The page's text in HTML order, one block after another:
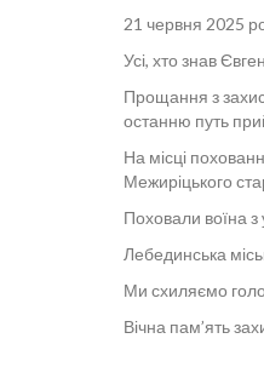
21 червня 2025
Усі, хто знав
Прощання з
останню путь
На місці
Межиріцького
Поховали воїна з
Лебединська
Ми схиляємо
Вічна пам’ять